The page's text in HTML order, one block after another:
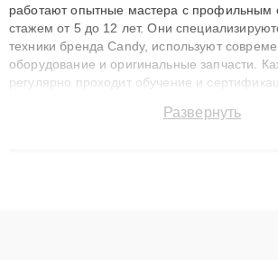
работают опытные мастера с профильным
стажем от 5 до 12 лет. Они
техники бренда Candy, используют
оборудование и оригинальные запчасти.
регулярно проходит обучение и
технику с сохранением гарантии до 3 лет.
Развернуть